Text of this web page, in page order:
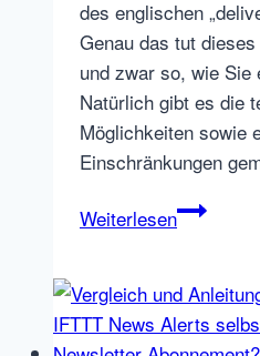
des englischen
Genau das tut
und zwar so, wie Sie
Natürlich gibt es die
Möglichkeiten sowie
Einschränkungen
Weiterlesendlvr.it,
Inbound